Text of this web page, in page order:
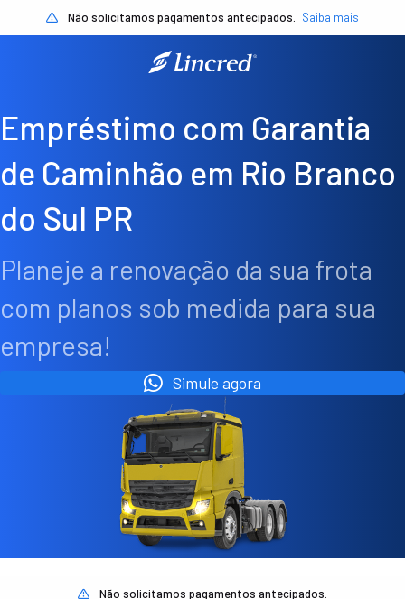
Não solicitamos pagamentos antecipados. Saiba mais
Empréstimo com Garantia
de Caminhão em Rio Branco
do Sul PR
Planeje a renovação da sua frota
com planos sob medida para sua
empresa!
Simule agora
Não solicitamos pagamentos antecipados.